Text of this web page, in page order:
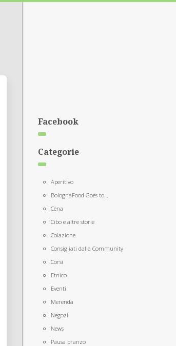
Facebook
Categorie
Aperitivo
BolognaFood Goes to…
Cena
Cibo e altre storie
Colazione
Consigliati dalla Community
Corsi
Etnico
Eventi
Merenda
Negozi
News
Pausa pranzo